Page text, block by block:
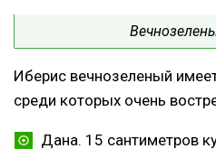
Иберис вечнозеленый
среди которых очень
Дана. 15 сантиметров